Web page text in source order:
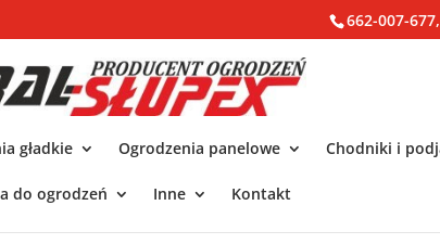
662-007-
gładkie Ogrodzenia panelowe Chodniki i
do ogrodzeń Inne Kontakt